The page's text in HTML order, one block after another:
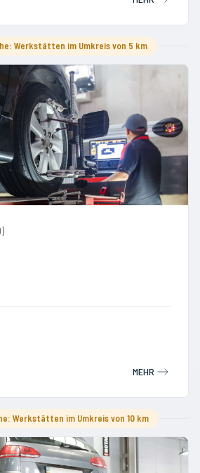
Werkstätten im Umkreis von 5 km
)
MEHR
Werkstätten im Umkreis von 10 km